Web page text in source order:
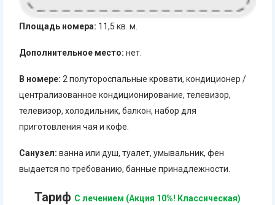
Площадь номера: 11,5 кв. м.
Дополнительное место: нет.
В номере: 2 полутороспальные кровати, кондиционер /
централизованное кондиционирование, телевизор,
телевизор, холодильник, балкон, набор для
приготовления чая и кофе.
Санузел: ванна или душ, туалет, умывальник, фен
выдается по требованию, банные принадлежности.
Тариф С лечением (Акция 10%! Классическая)